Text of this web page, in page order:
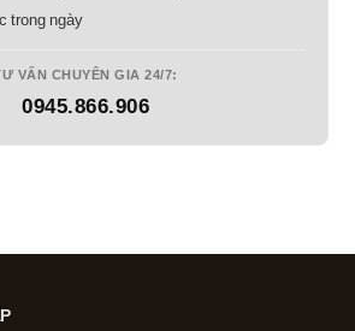
trong ngày
VẤN CHUYÊN GIA 24/7:
0945.866.906